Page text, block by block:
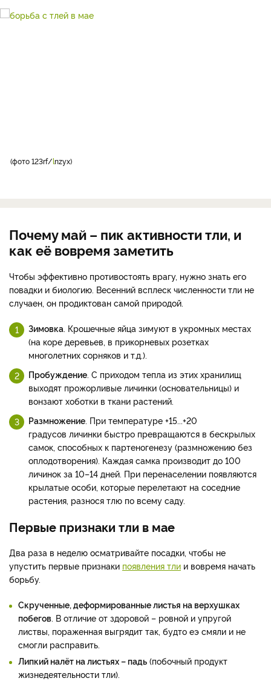
фото 123rf/lnzyx
Почему май – пик активности тли, и
как её вовремя заметить
Чтобы эффективно противостоять врагу, нужно знать его
повадки и биологию. Весенний всплеск численности тли не
случаен, он продиктован самой природой.
Зимовка . Крошечные яйца зимуют в укромных местах
(на коре деревьев, в прикорневых розетках
многолетних сорняков и т.д.).
Пробуждение . С приходом тепла из этих хранилищ
выходят прожорливые личинки (основательницы) и
вонзают хоботки в ткани растений.
Размножение . При температуре +15...+20
градусов личинки быстро превращаются в бескрылых
самок, способных к партеногенезу (размножению без
оплодотворения). Каждая самка производит до 100
личинок за 10–14 дней. При перенаселении появляются
крылатые особи, которые перелетают на соседние
растения, разнося тлю по всему саду.
Первые признаки тли в мае
Два раза в неделю осматривайте посадки, чтобы не
упустить первые признаки появления тли и вовремя начать
борьбу.
Скрученные, деформированные листья на верхушках
побегов . В отличие от здоровой – ровной и упругой
листвы, пораженная выгрядит так, будто еэ смяли и не
смогли расправить.
Липкий налёт на листьях – падь (побочный продукт
жизнедеятельности тли).